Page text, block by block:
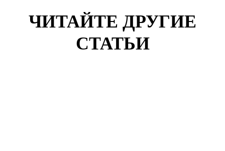
ЧИТАЙТЕ ДРУГИЕ
СТАТЬИ